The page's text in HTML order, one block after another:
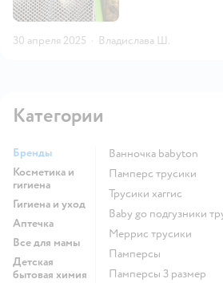
30 апреля 2025 · Владислава Ш.
Категории
Бренды
Косметика и
гигиена
Гигиена и уход
Аптечка
Все для мамы
Детская
бытовая химия
ванночка babyton
памперс трусики
трусики хаггис
baby go подгузники
меррис трусики
памперсы
памперсы 3 размер